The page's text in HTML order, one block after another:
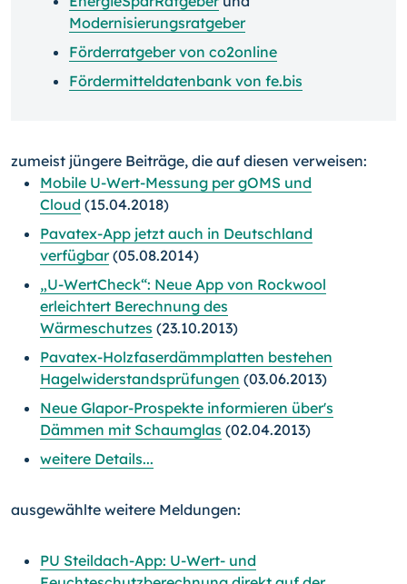
Modernisierungsratgeber
Förderratgeber von co2online
Fördermitteldatenbank von fe.bis
zumeist jüngere Beiträge, die auf diesen verweisen:
Mobile U-Wert-Messung per gOMS und
Cloud (15.04.2018)
Pavatex-App jetzt auch in Deutschland
verfügbar(05.08.2014)
„U-WertCheck“: Neue App von Rockwool
erleichtert Berechnung des
Wärmeschutzes (23.10.2013)
Pavatex-Holzfaserdämmplatten bestehen
Hagelwiderstandsprüfungen (03.06.2013)
Neue Glapor-Prospekte informieren über's
Dämmen mit Schaumglas (02.04.2013)
weitere Details...
ausgewählte weitere Meldungen:
PU Steildach-App: U-Wert- und